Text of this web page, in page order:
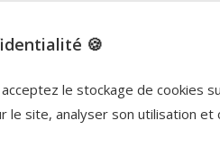
Offre non cumulable aux autres
cours. Voir conditions
🍪
le stockage de cookies
le site, analyser son utilisation et